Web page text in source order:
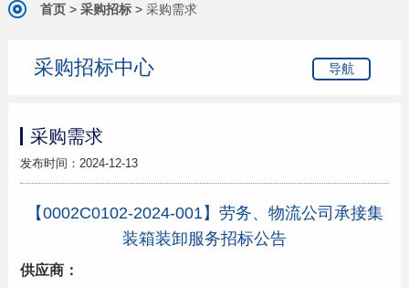
首页> 采购招标> 采购需求
采购招标中心 导航
采购需求
发布时间：2024-12-13
【0002C0102-2024-001】劳务、物流公司承接集
装箱装卸服务招标公告
供应商：